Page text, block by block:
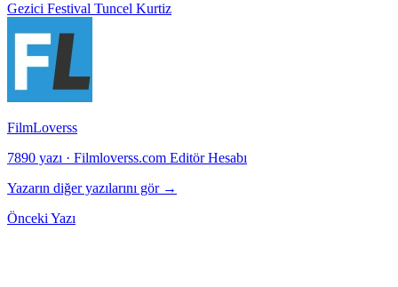
Gezici Festival Tuncel Kurtiz
FilmLoverss
7890 yazı · Filmloverss.com Editör Hesabı
Yazarın diğer yazılarını gör →
Önceki Yazı